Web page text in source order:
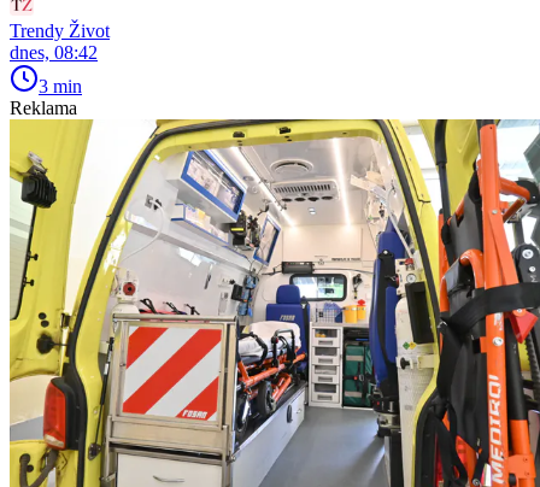
Trendy Život
dnes, 08:42
3 min
Reklama